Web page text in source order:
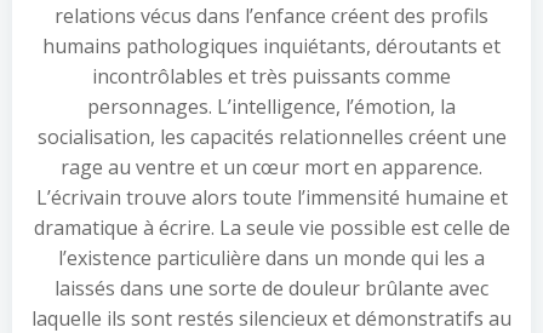
relations vécus dans l’enfance créent des profils
humains pathologiques inquiétants, déroutants et
incontrôlables et très puissants comme
personnages. L’intelligence, l’émotion, la
socialisation, les capacités relationnelles créent une
rage au ventre et un cœur mort en apparence.
L’écrivain trouve alors toute l’immensité humaine et
dramatique à écrire. La seule vie possible est celle de
l’existence particulière dans un monde qui les a
laissés dans une sorte de douleur brûlante avec
laquelle ils sont restés silencieux et démonstratifs au